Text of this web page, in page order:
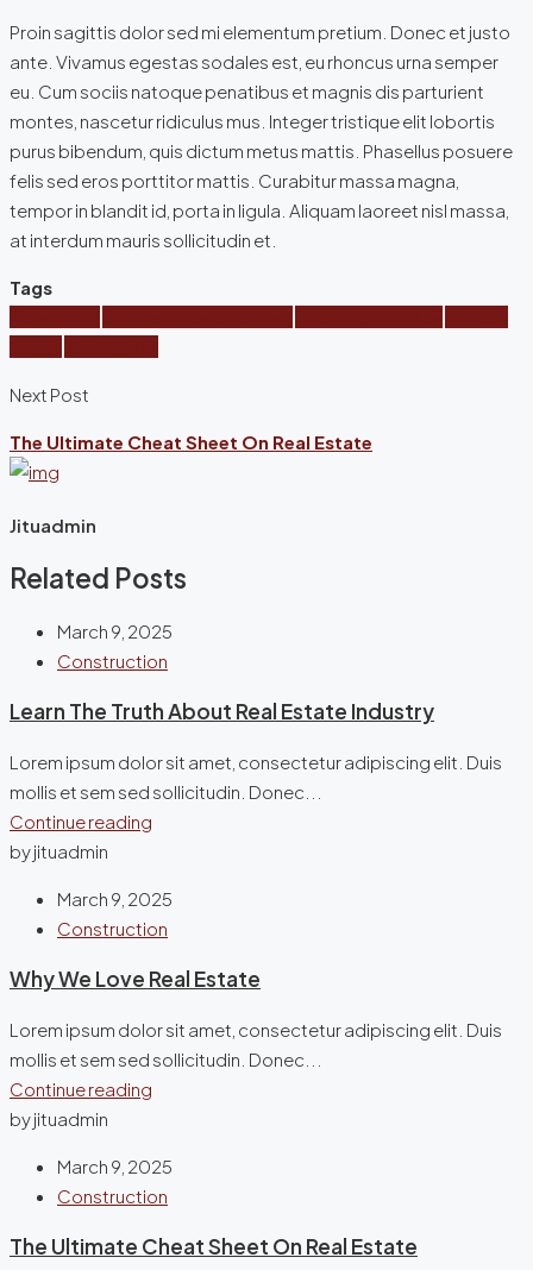
Proin sagittis dolor sed mi elementum pretium. Donec et justo
ante. Vivamus egestas sodales est, eu rhoncus urna semper
eu. Cum sociis natoque penatibus et magnis dis parturient
montes, nascetur ridiculus mus. Integer tristique elit lobortis
purus bibendum, quis dictum metus mattis. Phasellus posuere
felis sed eros porttitor mattis. Curabitur massa magna,
tempor in blandit id, porta in ligula. Aliquam laoreet nisl massa,
at interdum mauris sollicitudin et.
Tags
Next Post
The Ultimate Cheat Sheet On Real Estate
Jituadmin
Related Posts
March 9, 2025
Construction
Learn The Truth About Real Estate Industry
Lorem ipsum dolor sit amet, consectetur adipiscing elit. Duis
mollis et sem sed sollicitudin. Donec...
Continue reading
by jituadmin
March 9, 2025
Construction
Why We Love Real Estate
Lorem ipsum dolor sit amet, consectetur adipiscing elit. Duis
mollis et sem sed sollicitudin. Donec...
Continue reading
by jituadmin
March 9, 2025
Construction
The Ultimate Cheat Sheet On Real Estate